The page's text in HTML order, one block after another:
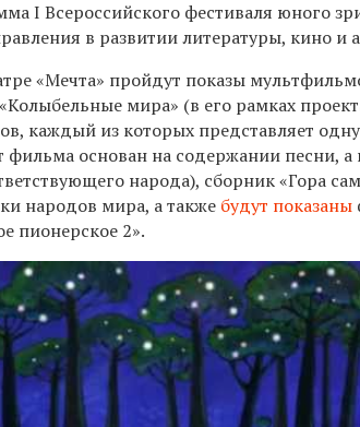
I Всероссийского фестиваля юного
в развитии литературы, кино и
«Мечта» пройдут показы
мира» (в его рамках
каждый из которых представляет
основан на содержании песни, а
народа), сборник «Гора
народов мира, а также будут показаны
пионерское 2».